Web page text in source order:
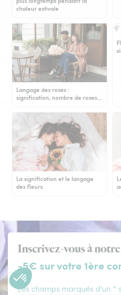
chaleur estivale
Langage des roses :
signification, nombre de roses…
La signification et le langage
des fleurs
Inscrivez-vous à
-5€ sur votre 1ère
Les champs marqués d'un *